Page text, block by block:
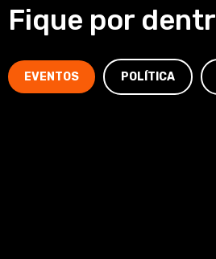
Fique por
EVENTOS POLÍTICA